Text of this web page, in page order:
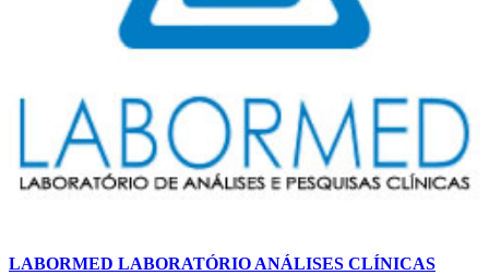
LABORMED LABORATÓRIO ANÁLISES CLÍNICAS